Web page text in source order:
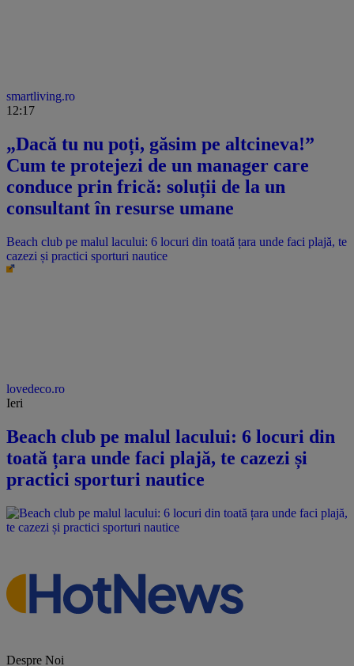
smartliving.ro
12:17
„Dacă tu nu poți, găsim pe altcineva!”
Cum te protejezi de un manager care
conduce prin frică: soluții de la un
consultant în resurse umane
Beach club pe malul lacului: 6 locuri din toată țara unde faci plajă, te
cazezi și practici sporturi nautice
lovedeco.ro
Ieri
Beach club pe malul lacului: 6 locuri din
toată țara unde faci plajă, te cazezi și
practici sporturi nautice
Despre Noi